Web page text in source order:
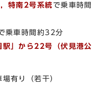
特南2号系統 で乗車時間
乗車時間約32分
駅」から22号（伏見港公
有り（若干）